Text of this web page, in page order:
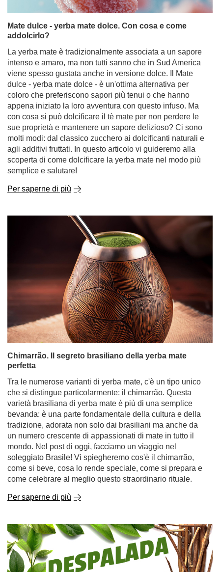
biologica. Perché scegliere prodotti certificati biologici?
La yerba mate biologica è migliore del normale tè mate e
perché? Dove cercare i prodotti biologici e a cosa
prestare attenzione?
Per saperne di più
Mate dulce - yerba mate dolce. Con cosa e come
La yerba mate è tradizionalmente associata a un sapore
intenso e amaro, ma non tutti sanno che in Sud America
viene spesso gustata anche in versione dolce. Il Mate
dulce - yerba mate dolce - è un'ottima alternativa per
coloro che preferiscono sapori più tenui o che hanno
appena iniziato la loro avventura con questo infuso. Ma
con cosa si può dolcificare il tè mate per non perdere le
sue proprietà e mantenere un sapore delizioso? Ci sono
molti modi: dal classico zucchero ai dolcificanti naturali e
agli additivi fruttati. In questo articolo vi guideremo alla
scoperta di come dolcificare la yerba mate nel modo più
semplice e salutare!
Per saperne di più
Chimarrão. Il segreto brasiliano della yerba mate
perfetta